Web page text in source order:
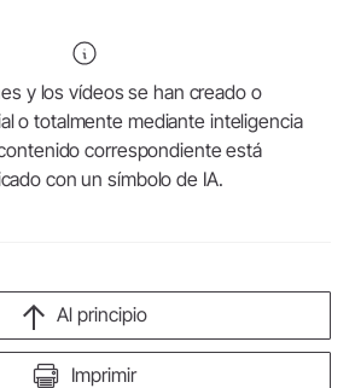
y los vídeos se han creado o
o totalmente mediante inteligencia
correspondiente está
con un símbolo de IA.
Imprimir
Al principio